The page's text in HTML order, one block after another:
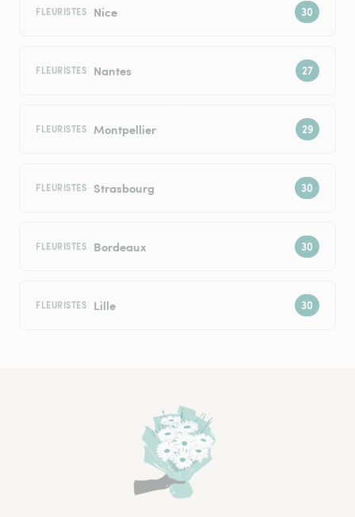
FLEURISTES Nice
FLEURISTES Nantes
FLEURISTES Montpellier
FLEURISTES Strasbourg
FLEURISTES Bordeaux
FLEURISTES Lille